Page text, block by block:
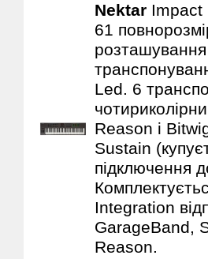
Nektar
61
розташування
Led. 6
Reason і
Sustain
підключення
Integration
GarageBand,
Reason.